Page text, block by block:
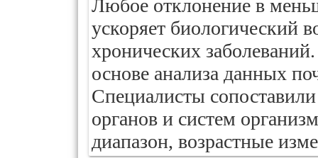
Любое отклонение в
ускоряет биологический
хронических
основе анализа данных
Специалисты
органов и систем
диапазон, возрастные